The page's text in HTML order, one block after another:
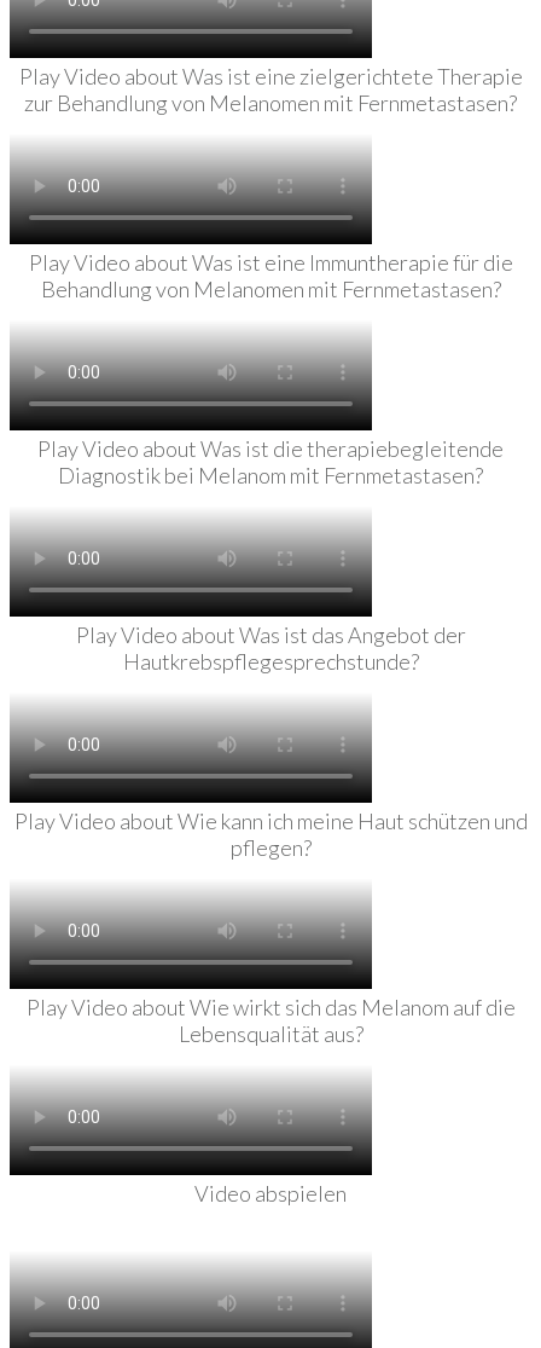
Play Video about Was ist eine zielgerichtete Therapie
zur Behandlung von Melanomen mit Fernmetastasen?
Play Video about Was ist eine Immuntherapie für die
Behandlung von Melanomen mit Fernmetastasen?
Play Video about Was ist die therapiebegleitende
Diagnostik bei Melanom mit Fernmetastasen?
Play Video about Was ist das Angebot der
Hautkrebspflegesprechstunde?
Play Video about Wie kann ich meine Haut schützen und
pflegen?
Play Video about Wie wirkt sich das Melanom auf die
Lebensqualität aus?
Video abspielen